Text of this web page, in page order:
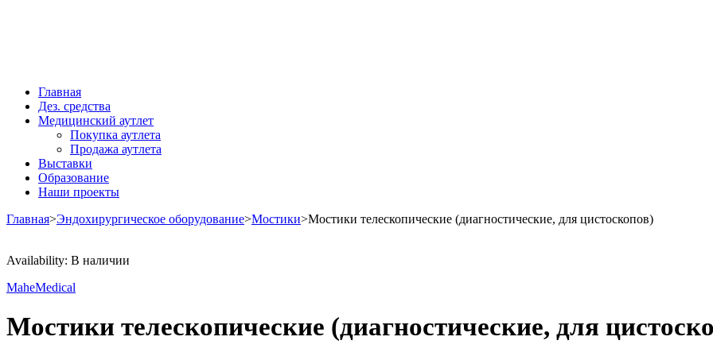
Главная
Дез. средства
Медицинский аутлет
Покупка аутлета
Продажа аутлета
Выставки
Образование
Наши проекты
Главная>Эндохирургическое оборудование>Мостики>Мостики телескопические (диагностические, для цистоскопов)
Availability: В наличии
MaheMedical
Мостики телескопические (диагностические, для